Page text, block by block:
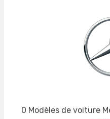
0 Modèles de voiture